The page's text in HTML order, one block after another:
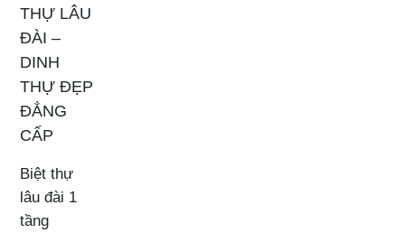
THỰ LÂU
ĐÀI –
DINH
THỰ ĐẸP
ĐẲNG
CẤP
Biệt thự
lâu đài 1
tầng